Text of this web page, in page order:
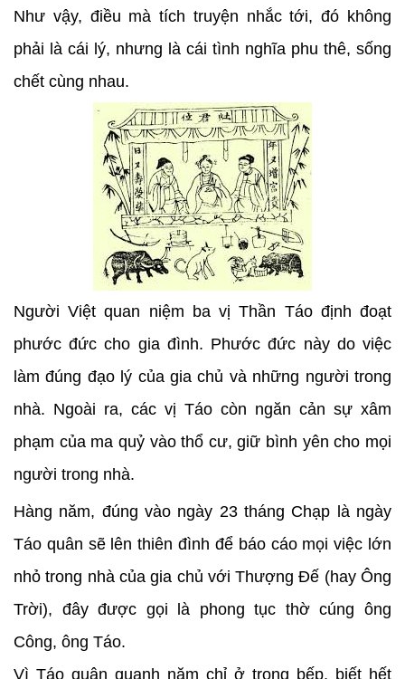
Như vậy, điều mà tích truyện nhắc tới, đó không
phải là cái lý, nhưng là cái tình nghĩa phu thê, sống
chết cùng nhau.
Người Việt quan niệm ba vị Thần Táo định đoạt
phước đức cho gia đình. Phước đức này do việc
làm đúng đạo lý của gia chủ và những người trong
nhà. Ngoài ra, các vị Táo còn ngăn cản sự xâm
phạm của ma quỷ vào thổ cư, giữ bình yên cho mọi
người trong nhà.
Hàng năm, đúng vào ngày 23 tháng Chạp là ngày
Táo quân sẽ lên thiên đình để báo cáo mọi việc lớn
nhỏ trong nhà của gia chủ với Thượng Đế (hay Ông
Trời), đây được gọi là phong tục thờ cúng ông
Công, ông Táo.
Vì Táo quân quanh năm chỉ ở trong bếp, biết hết